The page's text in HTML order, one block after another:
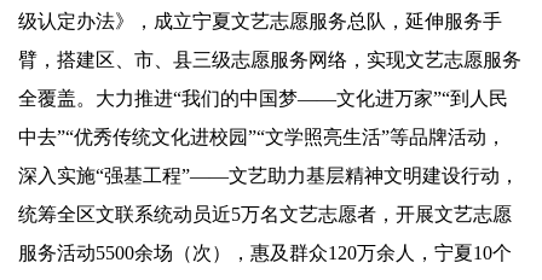
级认定办法》，成立宁夏文艺志愿服务总队，延伸服务手
臂，搭建区、市、县三级志愿服务网络，实现文艺志愿服务
全覆盖。大力推进“我们的中国梦——文化进万家”“到人民
中去”“优秀传统文化进校园”“文学照亮生活”等品牌活动，
深入实施“强基工程”——文艺助力基层精神文明建设行动，
统筹全区文联系统动员近5万名文艺志愿者，开展文艺志愿
服务活动5500余场（次），惠及群众120万余人，宁夏10个